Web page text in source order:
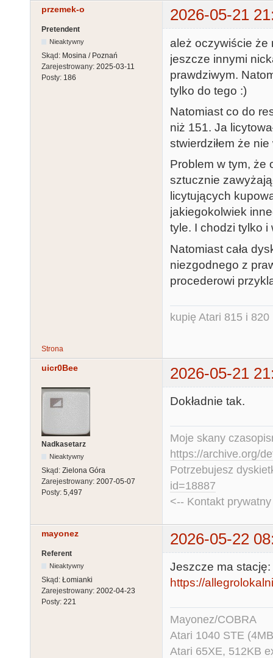
przemek-o 2026-05-21
Pretendent
Nieaktywny
Skąd: Mosina / Poznań
Zarejestrowany: 2025-03-11
Posty: 186
ależ oczywiście że
jeszcze innymi
prawdziwym.
tylko do tego :)
Natomiast co do
niż 151. Ja
stwierdziłem że nie
Problem w tym, że
sztucznie
licytujących
jakiegokolwiek
tyle. I chodzi tylko i
Natomiast cała
niezgodnego z
procederowi
kupię Atari 815 i 820
Strona
uicr0Bee 2026-05-21
Nadkasetarz
Nieaktywny
Skąd: Zielona Góra
Zarejestrowany: 2007-05-07
Posty: 5,497
Dokładnie tak.
Moje skany
https://archive.org/
Potrzebujesz
id=18887
<-- Kontakt
mayonez 2026-05-22
Referent
Nieaktywny
Skąd: Łomianki
Zarejestrowany: 2002-04-23
Posty: 221
Jeszcze ma stację:
https://
Mayonez/COBRA
Atari 1040 STE
Atari 65XE, 512KB